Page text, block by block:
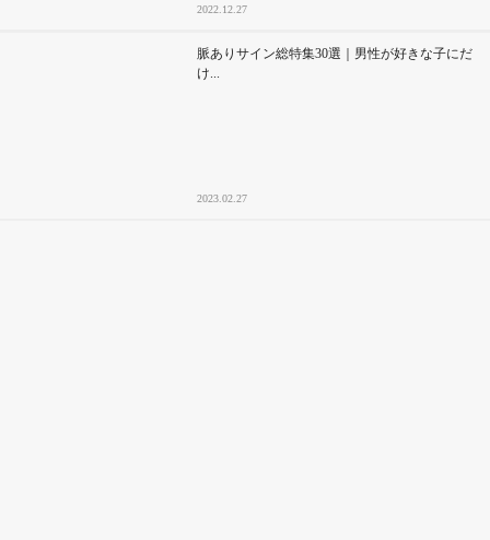
2022.12.27
脈ありサイン総特集30選｜男性が好きな子にだ
け...
2023.02.27